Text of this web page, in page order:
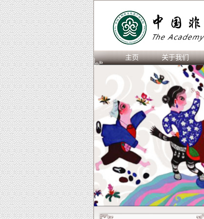
主页 关于我们